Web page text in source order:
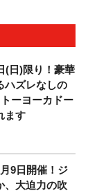
(日)限り！豪華
ハズレなしの
トーヨーカドー
ます
9日開催！ジ
、大迫力の吹